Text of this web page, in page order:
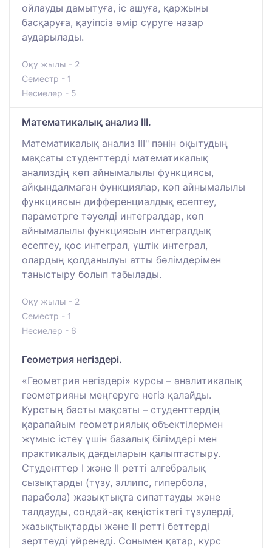
ойлауды дамытуға, іс ашуға, қаржыны
басқаруға, қауіпсіз өмір сүруге назар
аударылады.
Оқу жылы - 2
Семестр - 1
Несиелер - 5
Математикалық анализ III.
Математикалық анализ III" пәнін оқытудың
мақсаты студенттерді математикалық
анализдің көп айнымалылы функциясы,
айқындалмаған функциялар, көп айнымалылы
функциясын дифференциалдық есептеу,
параметрге тәуелді интегралдар, көп
айнымалылы функциясын интегралдық
есептеу, қос интеграл, үштік интеграл,
олардың қолданылуы атты бөлімдерімен
таныстыру болып табылады.
Оқу жылы - 2
Семестр - 1
Несиелер - 6
Геометрия негіздері.
«Геометрия негіздері» курсы – аналитикалық
геометрияны меңгеруге негіз қалайды.
Курстың басты мақсаты – студенттердің
қарапайым геометриялық объектілермен
жұмыс істеу үшін базалық білімдері мен
практикалық дағдыларын қалыптастыру.
Студенттер I және II ретті алгебралық
сызықтарды (түзу, эллипс, гипербола,
парабола) жазықтықта сипаттауды және
талдауды, сондай-ақ кеңістіктегі түзулерді,
жазықтықтарды және II ретті беттерді
зерттеуді үйренеді. Сонымен қатар, курс